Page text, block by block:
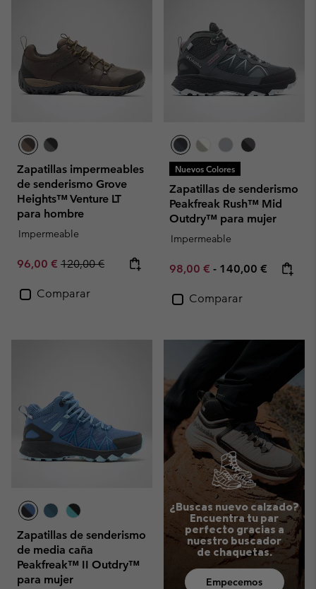
Zapatillas impermeables
de senderismo Grove
Heights™ Venture LT
para hombre
Impermeable
Sale price:
96,00 € Regular price:
120,00 €
Comparar
Nuevos Colores
Zapatillas de senderismo
Peakfreak Rush™ Mid
Outdry™ para mujer
Impermeable
Minimum sale price:
98,00 € - Maximum price:
140,00 €
Comparar
Zapatillas de senderismo
de media caña
Peakfreak™ II Outdry™
para mujer
¿Buscas nuevo calzado?
Encuentra tu par
perfecto gracias a
nuestro buscador
de chaquetas.
Empecemos